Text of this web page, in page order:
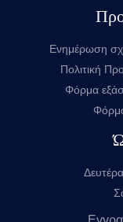
Ενημέρωση
Πολιτική
Φόρμα